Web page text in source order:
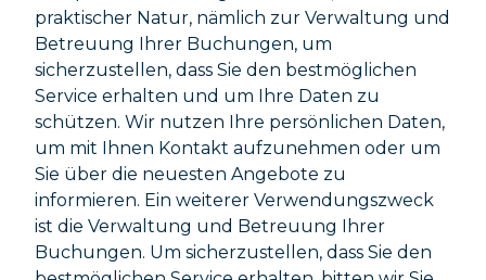
praktischer Natur, nämlich zur Verwaltung und
Betreuung Ihrer Buchungen, um
sicherzustellen, dass Sie den bestmöglichen
Service erhalten und um Ihre Daten zu
schützen. Wir nutzen Ihre persönlichen Daten,
um mit Ihnen Kontakt aufzunehmen oder um
Sie über die neuesten Angebote zu
informieren. Ein weiterer Verwendungszweck
ist die Verwaltung und Betreuung Ihrer
Buchungen. Um sicherzustellen, dass Sie den